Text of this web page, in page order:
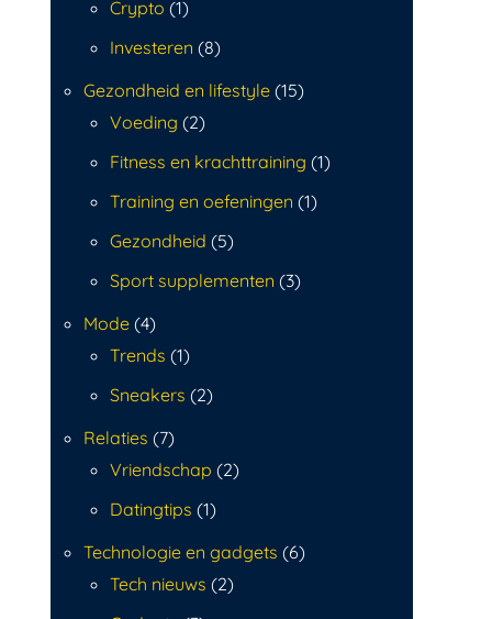
Crypto (1)
Investeren (8)
Gezondheid en lifestyle (15)
Voeding (2)
Fitness en krachttraining (1)
Training en oefeningen (1)
Gezondheid (5)
Sport supplementen (3)
Mode (4)
Trends (1)
Sneakers (2)
Relaties (7)
Vriendschap (2)
Datingtips (1)
Technologie en gadgets (6)
Tech nieuws (2)